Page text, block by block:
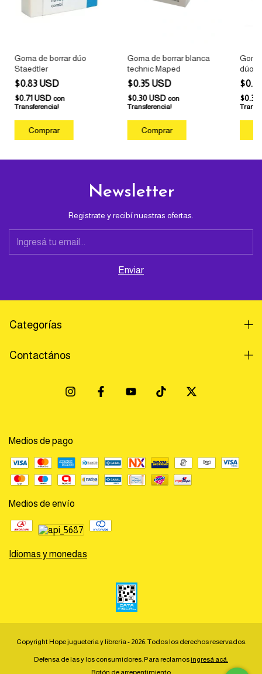
Goma de borrar dúo
Staedtler
$0.83 USD
$0.71 USD con
Transferencia!
Goma de borrar blanca
technic Maped
$0.35 USD
$0.30 USD con
Transferencia!
dúo
Newsletter
Registrate y recibí nuestras ofertas.
Categorías
Contactános
Medios de pago
Medios de envío
Idiomas y monedas
Copyright Hope jugueteria y libreria - 2026. Todos los derechos reservados.
Defensa de las y los consumidores. Para reclamosingresá acá.
Botón de arrepentimiento